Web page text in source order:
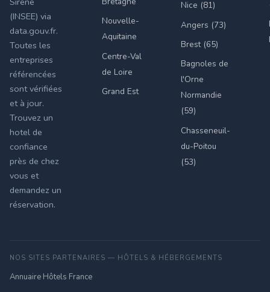
(INSEE) via
data.gouv.fr.
Toutes les
entreprises
référencées
sont vérifiées
et à jour.
Trouvez un
hotel de
confiance
près de chez
vous et
demandez un
réservation.
Nouvelle-
Aquitaine
Centre-Val
de Loire
Grand Est
Nice (81)
Angers (73)
Brest (65)
Bagnoles de
l'Orne
Normandie
(59)
Chasseneuil-
du-Poitou
(53)
NOS SITES PARTENAIRES — HÔTELS & HÉBERGEMENTS
Annuaire Hôtels France